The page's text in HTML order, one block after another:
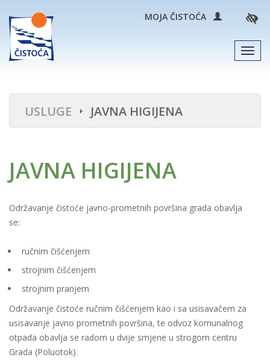
MOJA ČISTOĆA
USLUGE JAVNA HIGIJENA
JAVNA HIGIJENA
Održavanje čistoće javno-prometnih površina grada obavlja
se:
ručnim čišćenjem
strojnim čišćenjem
strojnim pranjem
Održavanje čistoće ručnim čišćenjem kao i sa usisavačem za
usisavanje javno prometnih površina, te odvoz komunalnog
otpada obavlja se radom u dvije smjene u strogom centru
Grada (Poluotok).